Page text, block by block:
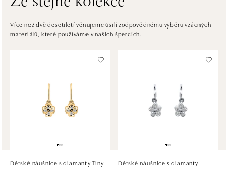
ALOve OC Eurovea, Bratislava
Pribinova 8, 811 09 Bratislava
tel.: +421917090467
Ivanská cesta 16, 821 04 Bratislava
tel.: +421 917 090 372
dnes otevřeno od 10:00
Pribinova 8, 811 09 Bratislava
Více než dvě desetiletí věnujeme úsilí zodpovědnému výběru vzácných
materiálů, které používáme v našich špercích.
Dětské náušnice s diamanty Tiny
Dětské náušnice s diamanty